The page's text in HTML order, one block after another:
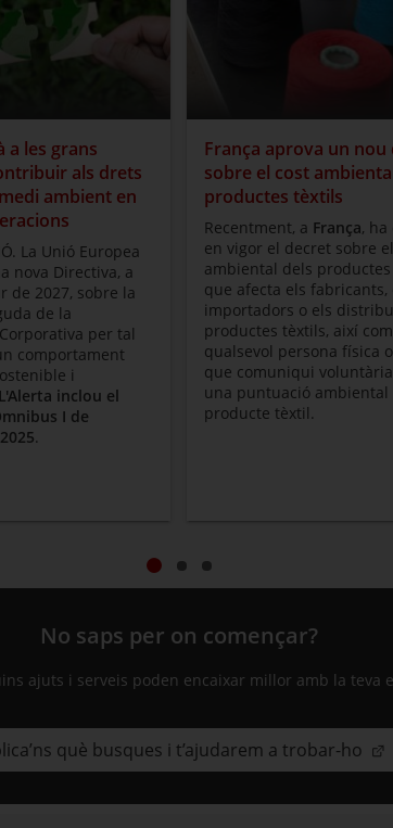
a les grans
als drets
ambient en
La Unió Europea
nova Directiva, a
de 2027, sobre la
de la
per tal
comportament
i
L'Alerta inclou el
I de
.
França aprova un nou
sobre el cost
productes tèxtils
Recentment, a França,
en vigor el decret sobre
ambiental dels
que afecta els fabricants,
importadors o els
productes tèxtils, així com
qualsevol persona física
que comuniqui
una puntuació ambiental
producte tèxtil.
No saps per on començar?
ajuts i serveis poden encaixar millor amb la teva
què busques i t’ajudarem a trobar-ho